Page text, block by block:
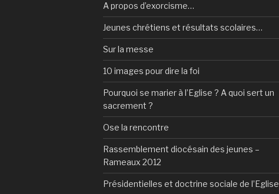
A propos d’exorcisme…
Jeunes chrétiens et résultats scolaires…
Sur la messe
10 images pour dire la foi
Pourquoi se marier à l’Eglise ? A quoi sert un
sacrement ?
Ose la rencontre
Rassemblement diocésain des jeunes –
Rameaux 2012
Présidentielles et doctrine sociale de l’Eglise